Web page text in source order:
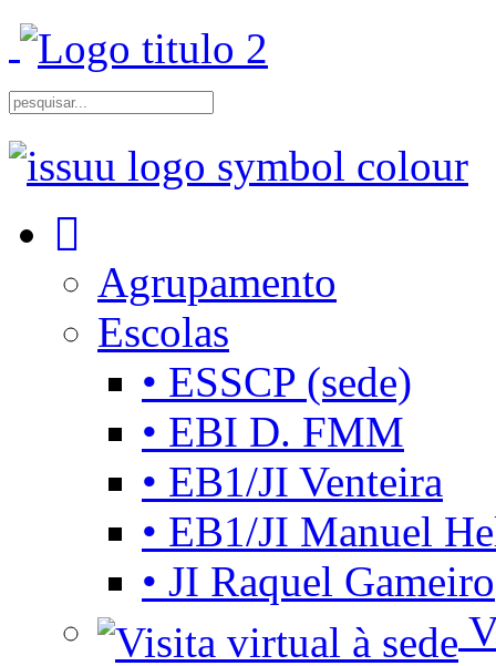
Agrupamento
Escolas
• ESSCP (sede)
• EBI D. FMM
• EB1/JI Venteira
• EB1/JI Manuel
• JI Raquel Gameiro